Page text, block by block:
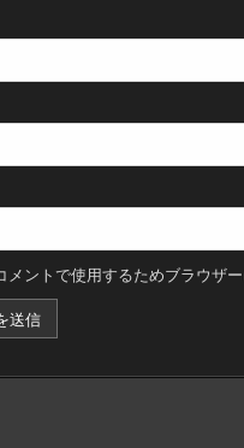
メントで使用するためブラウザ